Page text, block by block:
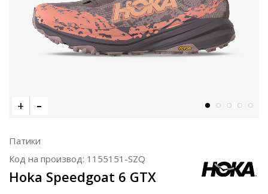
Патики
Код на производ: 1155151-SZQ
Hoka Speedgoat 6 GTX